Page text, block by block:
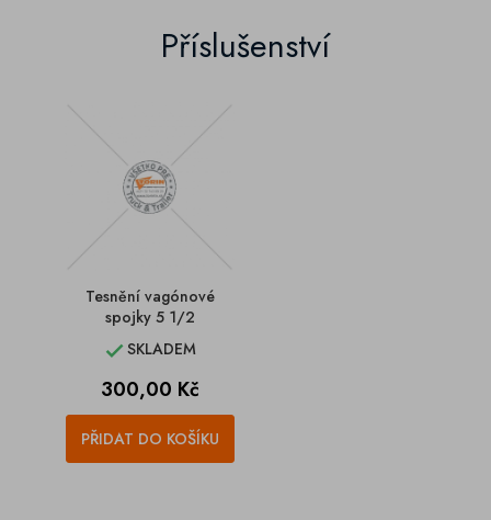
Příslušenství
Tesnění vagónové
spojky 5 1/2
SKLADEM
Cena
300,00 Kč
PŘIDAT DO KOŠÍKU